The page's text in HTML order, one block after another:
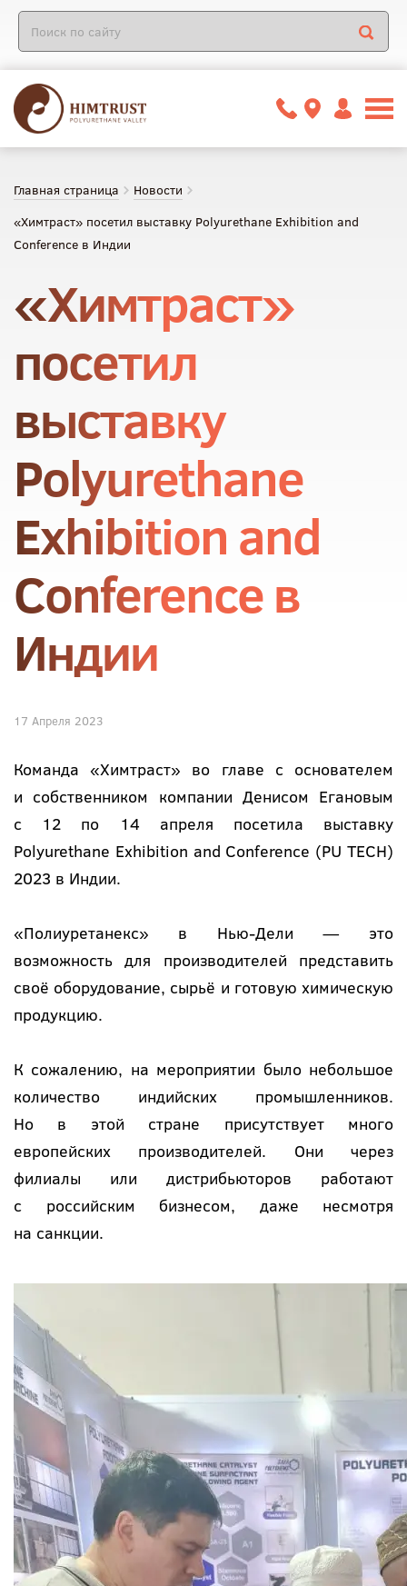
Главная страница
Новости
«Химтраст» посетил выставку Polyurethane Exhibition and
Conference в Индии
«Химтраст»
посетил
выставку
Polyurethane
Exhibition and
Conference в
Индии
17 Апреля 2023
Команда «Химтраст» во главе с основателем
и собственником компании Денисом Егановым
с 12 по 14 апреля посетила выставку
Polyurethane Exhibition and Conference (PU TECH)
2023 в Индии.
«Полиуретанекс» в Нью-Дели — это
возможность для производителей представить
своё оборудование, сырьё и готовую химическую
продукцию.
К сожалению, на мероприятии было небольшое
количество индийских промышленников.
Но в этой стране присутствует много
европейских производителей. Они через
филиалы или дистрибьюторов работают
с российским бизнесом, даже несмотря
на санкции.